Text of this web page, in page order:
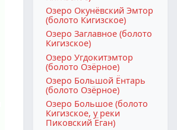
Озеро Окунёвский Эмтор
(болото Кигизское)
Озеро Заглавное (болото
Кигизское)
Озеро Угдокитэмтор
(болото Озёрное)
Озеро Большой Ёнтарь
(болото Озёрное)
Озеро Большое (болото
Кигизское, у реки
Пиковский Ёган)